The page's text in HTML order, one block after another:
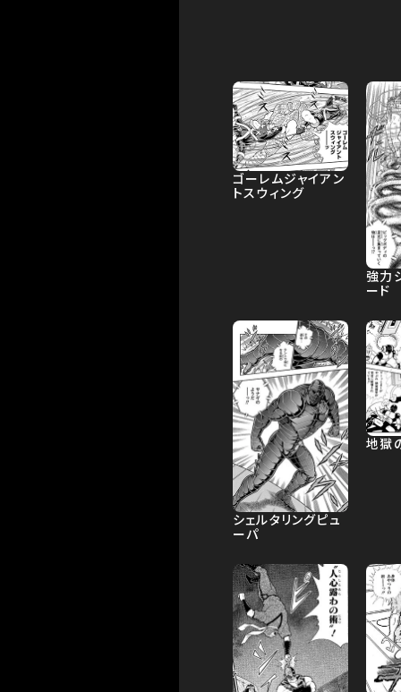
ゴーレムジャイアン
トスウィング
強力
ード
シェルタリングピュ
ーパ
地獄